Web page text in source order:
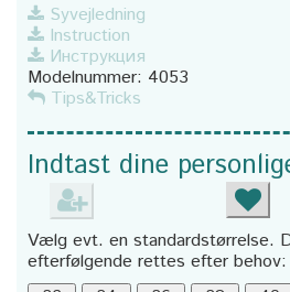
Syvejledning
Instruction
Инструкция
Modelnummer: 4053
Tips&Tricks
Indtast dine
Vælg evt. en standardstørrelse.
efterfølgende rettes efter behov: